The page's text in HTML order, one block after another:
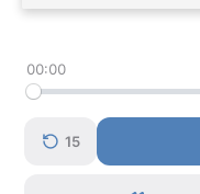
00:00
15